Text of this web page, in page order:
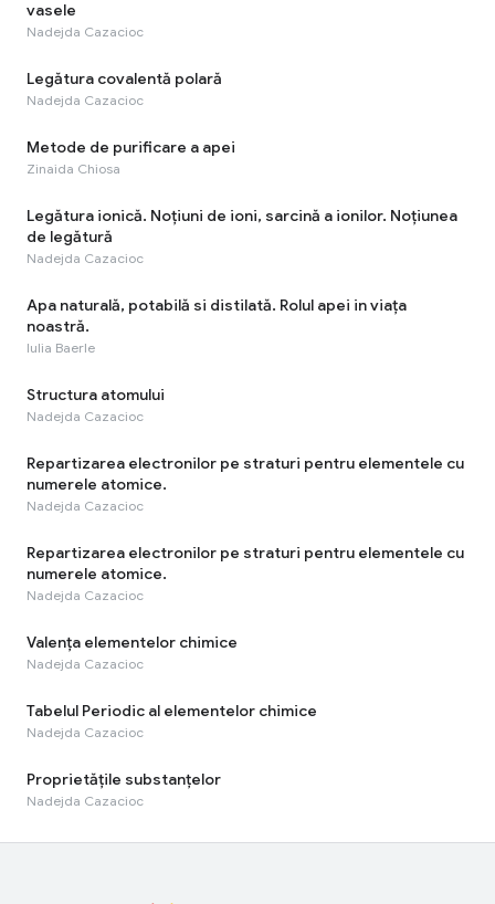
vasele
Nadejda Cazacioc
Legătura covalentă polară
Nadejda Cazacioc
Metode de purificare a apei
Zinaida Chiosa
Legătura ionică. Noțiuni de ioni, sarcină a ionilor. Noțiunea
de legătură
Nadejda Cazacioc
Apa naturală, potabilă si distilată. Rolul apei in viața
noastră.
Iulia Baerle
Structura atomului
Nadejda Cazacioc
Repartizarea electronilor pe straturi pentru elementele cu
numerele atomice.
Nadejda Cazacioc
Repartizarea electronilor pe straturi pentru elementele cu
numerele atomice.
Nadejda Cazacioc
Valența elementelor chimice
Nadejda Cazacioc
Tabelul Periodic al elementelor chimice
Nadejda Cazacioc
Proprietățile substanțelor
Nadejda Cazacioc